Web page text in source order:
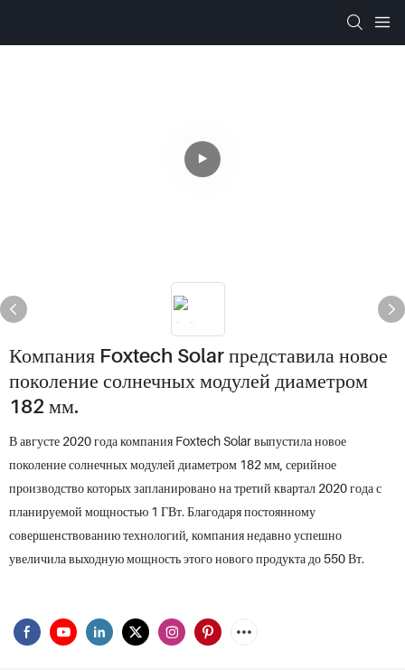
Компания Foxtech Solar представила новое
поколение солнечных модулей диаметром
182 мм.
В августе 2020 года компания Foxtech Solar выпустила новое
поколение солнечных модулей диаметром 182 мм, серийное
производство которых запланировано на третий квартал 2020 года с
планируемой мощностью 1 ГВт. Благодаря постоянному
совершенствованию технологий, компания недавно успешно
увеличила выходную мощность этого нового продукта до 550 Вт.